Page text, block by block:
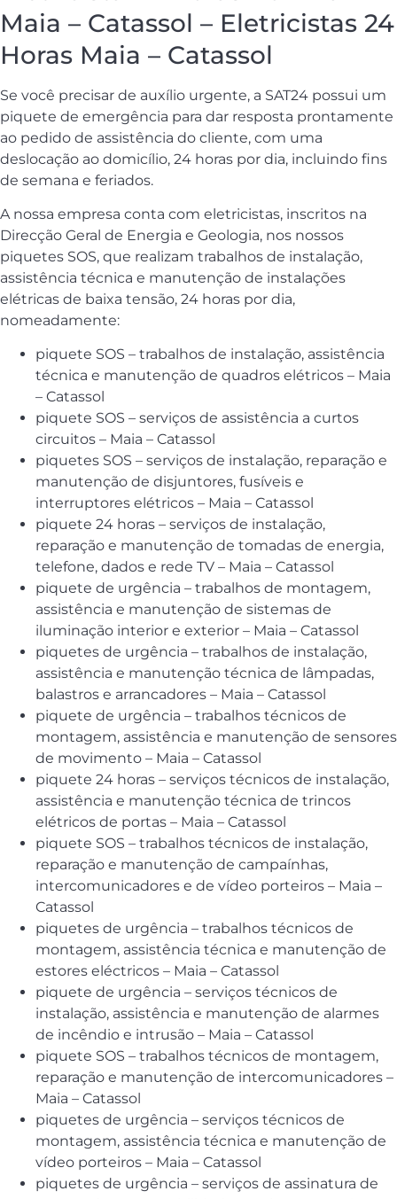
Maia – Catassol – Eletricistas 24
Horas Maia – Catassol
Se você precisar de auxílio urgente, a SAT24 possui um
piquete de emergência para dar resposta prontamente
ao pedido de assistência do cliente, com uma
deslocação ao domicílio, 24 horas por dia, incluindo fins
de semana e feriados.
A nossa empresa conta com eletricistas, inscritos na
Direcção Geral de Energia e Geologia, nos nossos
piquetes SOS, que realizam trabalhos de instalação,
assistência técnica e manutenção de instalações
elétricas de baixa tensão, 24 horas por dia,
nomeadamente:
piquete SOS – trabalhos de instalação, assistência
técnica e manutenção de quadros elétricos – Maia
– Catassol
piquete SOS – serviços de assistência a curtos
circuitos – Maia – Catassol
piquetes SOS – serviços de instalação, reparação e
manutenção de disjuntores, fusíveis e
interruptores elétricos – Maia – Catassol
piquete 24 horas – serviços de instalação,
reparação e manutenção de tomadas de energia,
telefone, dados e rede TV – Maia – Catassol
piquete de urgência – trabalhos de montagem,
assistência e manutenção de sistemas de
iluminação interior e exterior – Maia – Catassol
piquetes de urgência – trabalhos de instalação,
assistência e manutenção técnica de lâmpadas,
balastros e arrancadores – Maia – Catassol
piquete de urgência – trabalhos técnicos de
montagem, assistência e manutenção de sensores
de movimento – Maia – Catassol
piquete 24 horas – serviços técnicos de instalação,
assistência e manutenção técnica de trincos
elétricos de portas – Maia – Catassol
piquete SOS – trabalhos técnicos de instalação,
reparação e manutenção de campaínhas,
intercomunicadores e de vídeo porteiros – Maia –
Catassol
piquetes de urgência – trabalhos técnicos de
montagem, assistência técnica e manutenção de
estores eléctricos – Maia – Catassol
piquete de urgência – serviços técnicos de
instalação, assistência e manutenção de alarmes
de incêndio e intrusão – Maia – Catassol
piquete SOS – trabalhos técnicos de montagem,
reparação e manutenção de intercomunicadores –
Maia – Catassol
piquetes de urgência – serviços técnicos de
montagem, assistência técnica e manutenção de
vídeo porteiros – Maia – Catassol
piquetes de urgência – serviços de assinatura de